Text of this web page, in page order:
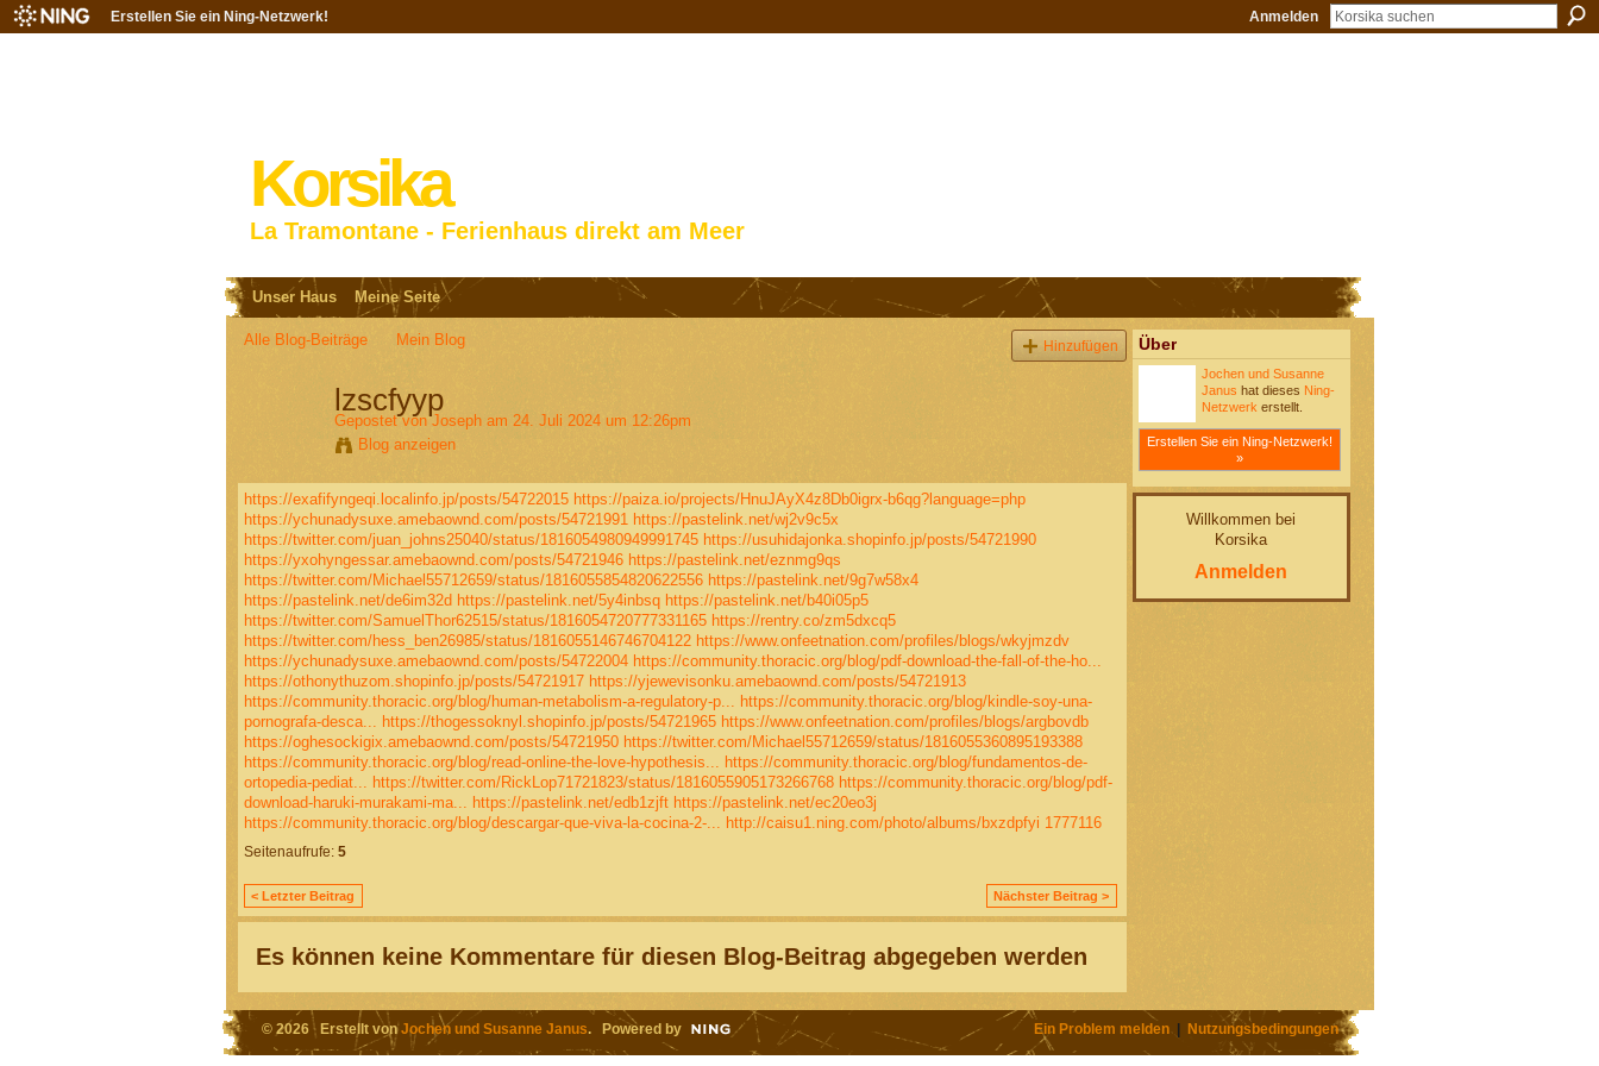
Erstellen Sie ein Ning-Netzwerk! Anmelden
Korsika
La Tramontane - Ferienhaus direkt am Meer
Unser Haus Meine Seite
Alle Blog-Beiträge Mein Blog Hinzufügen
lzscfyyp
Gepostet vonJosepham 24. Juli 2024 um 12:26pm
Blog anzeigen
https://exafifyngeqi.localinfo.jp/posts/54722015 https://paiza.io/projects/HnuJAyX4z8Db0igrx-b6qg?language=php
https://ychunadysuxe.amebaownd.com/posts/54721991 https://pastelink.net/wj2v9c5x
https://twitter.com/juan_johns25040/status/1816054980949991745 https://usuhidajonka.shopinfo.jp/posts/54721990
https://yxohyngessar.amebaownd.com/posts/54721946 https://pastelink.net/eznmg9qs
https://twitter.com/Michael55712659/status/1816055854820622556 https://pastelink.net/9g7w58x4
https://pastelink.net/de6im32d https://pastelink.net/5y4inbsq https://pastelink.net/b40i05p5
https://twitter.com/SamuelThor62515/status/1816054720777331165 https://rentry.co/zm5dxcq5
https://twitter.com/hess_ben26985/status/1816055146746704122 https://www.onfeetnation.com/profiles/blogs/wkyjmzdv
https://ychunadysuxe.amebaownd.com/posts/54722004 https://community.thoracic.org/blog/pdf-download-the-fall-of-the-ho...
https://othonythuzom.shopinfo.jp/posts/54721917 https://yjewevisonku.amebaownd.com/posts/54721913
https://community.thoracic.org/blog/human-metabolism-a-regulatory-p...
https://community.thoracic.org/blog/kindle-soy-una-
pornografa-desca...
https://thogessoknyl.shopinfo.jp/posts/54721965 https://www.onfeetnation.com/profiles/blogs/argbovdb
https://oghesockigix.amebaownd.com/posts/54721950 https://twitter.com/Michael55712659/status/1816055360895193388
https://community.thoracic.org/blog/read-online-the-love-hypothesis...
https://community.thoracic.org/blog/fundamentos-de-
ortopedia-pediat...
https://twitter.com/RickLop71721823/status/1816055905173266768 https://community.thoracic.org/blog/pdf-
download-haruki-murakami-ma...
https://pastelink.net/edb1zjft https://pastelink.net/ec20eo3j
https://community.thoracic.org/blog/descargar-que-viva-la-cocina-2-...
http://caisu1.ning.com/photo/albums/bxzdpfyi 1777116
Seitenaufrufe: 5
< Letzter Beitrag Nächster Beitrag >
Es können keine Kommentare für diesen Blog-Beitrag abgegeben werden
Über
Jochen und Susanne
Janus hat dieses Ning-
Netzwerk erstellt.
Erstellen Sie ein Ning-Netzwerk!
»
Willkommen bei
Korsika
Anmelden
© 2026 Erstellt vonJochen und Susanne Janus. Powered by Ein Problem melden| Nutzungsbedingungen